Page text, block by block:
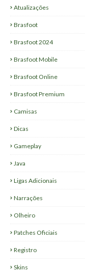
Atualizações
Brasfoot
Brasfoot 2024
Brasfoot Mobile
Brasfoot Online
Brasfoot Premium
Camisas
Dicas
Gameplay
Java
Ligas Adicionais
Narrações
Olheiro
Patches Oficiais
Registro
Skins